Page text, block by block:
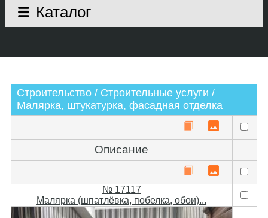
Каталог
Строительство / Строительные услуги /
Малярка, штукатурка, фасадная отделка
Описание
№ 17117
Малярка (шпатлёвка, побелка, обои)...